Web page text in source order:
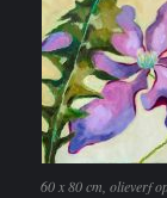
60 x 80 cm, olieverf